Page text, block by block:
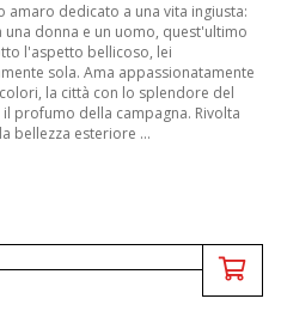
amaro dedicato a una vita ingiusta:
una donna e un uomo, quest'ultimo
l'aspetto bellicoso, lei
sola. Ama appassionatamente
la città con lo splendore del
il profumo della campagna. Rivolta
bellezza esteriore ...